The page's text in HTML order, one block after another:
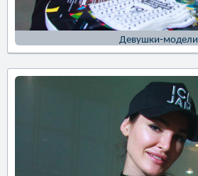
Девушки-модели